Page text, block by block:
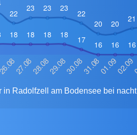
in Radolfzell am Bodensee bei nacht